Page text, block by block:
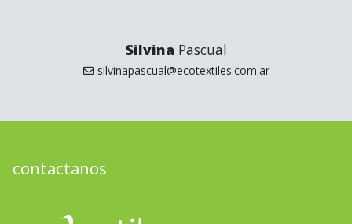
Silvina Pascual
silvinapascual@ecotextiles.com.ar
contactanos